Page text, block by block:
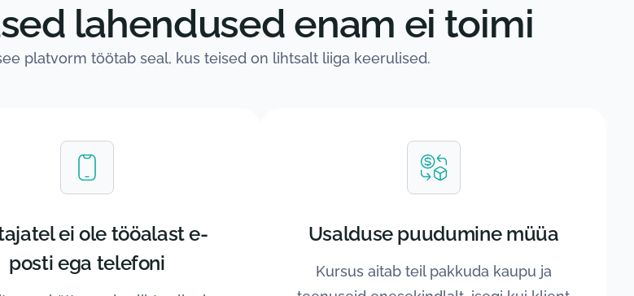
lahendused enam ei toimi
platvorm töötab seal, kus teised on lihtsalt liiga keerulised.
ei ole tööalast e-
posti ega telefoni
Usalduse puudumine müüa
Kursus aitab teil pakkuda kaupu ja